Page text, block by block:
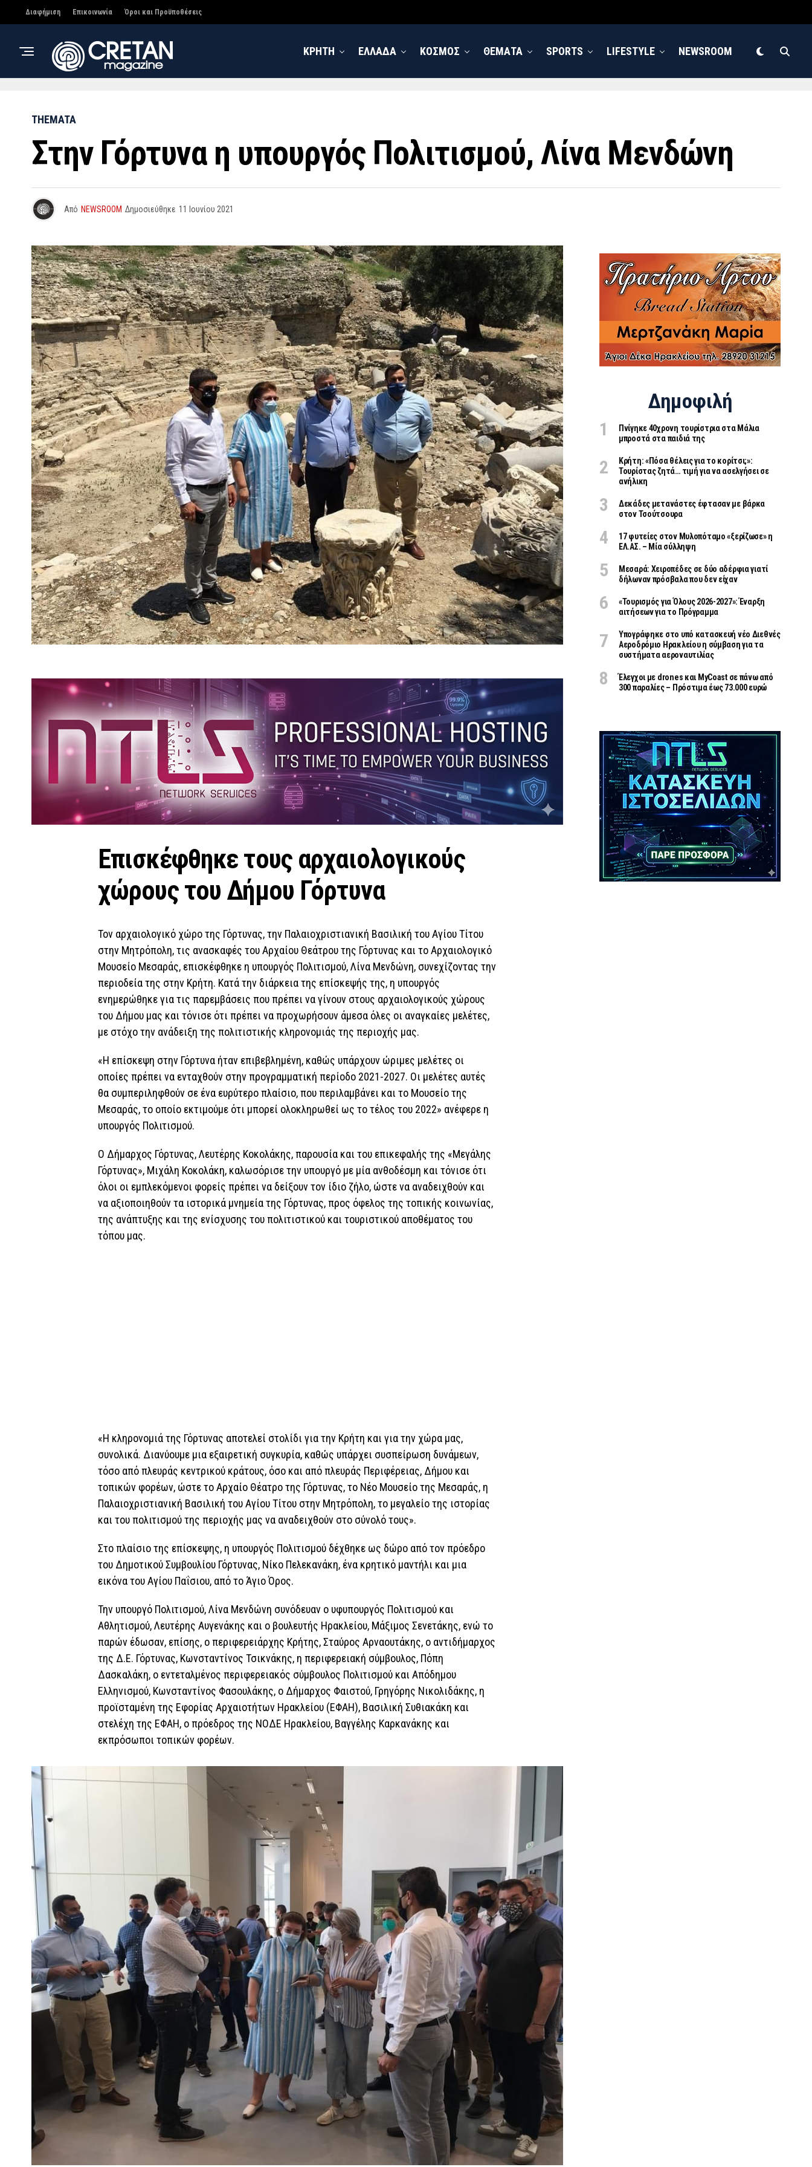
Διαφήμιση Επικοινωνία Όροι και Προϋποθέσεις
ΚΡΗΤΗ ΕΛΛΑΔΑ ΚΟΣΜΟΣ ΘΕΜΑΤΑ SPORTS LIFESTYLE NEWSROOM
THEMATA
Στην Γόρτυνα η υπουργός Πολιτισμού, Λίνα Μενδώνη
Από NEWSROOM Δημοσιεύθηκε 11 Ιουνίου 2021
Επισκέφθηκε τους αρχαιολογικούς
χώρους του Δήμου Γόρτυνα
Τον αρχαιολογικό χώρο της Γόρτυνας, την Παλαιοχριστιανική Βασιλική του Αγίου Τίτου
στην Μητρόπολη, τις ανασκαφές του Αρχαίου Θεάτρου της Γόρτυνας και το Αρχαιολογικό
Μουσείο Μεσαράς, επισκέφθηκε η υπουργός Πολιτισμού, Λίνα Μενδώνη, συνεχίζοντας την
περιοδεία της στην Κρήτη. Κατά την διάρκεια της επίσκεψής της, η υπουργός
ενημερώθηκε για τις παρεμβάσεις που πρέπει να γίνουν στους αρχαιολογικούς χώρους
του Δήμου μας και τόνισε ότι πρέπει να προχωρήσουν άμεσα όλες οι αναγκαίες μελέτες,
με στόχο την ανάδειξη της πολιτιστικής κληρονομιάς της περιοχής μας.
«Η επίσκεψη στην Γόρτυνα ήταν επιβεβλημένη, καθώς υπάρχουν ώριμες μελέτες οι
οποίες πρέπει να ενταχθούν στην προγραμματική περίοδο 2021-2027. Οι μελέτες αυτές
θα συμπεριληφθούν σε ένα ευρύτερο πλαίσιο, που περιλαμβάνει και το Μουσείο της
Μεσαράς, το οποίο εκτιμούμε ότι μπορεί ολοκληρωθεί ως το τέλος του 2022» ανέφερε η
υπουργός Πολιτισμού.
Ο Δήμαρχος Γόρτυνας, Λευτέρης Κοκολάκης, παρουσία και του επικεφαλής της «Μεγάλης
Γόρτυνας», Μιχάλη Κοκολάκη, καλωσόρισε την υπουργό με μία ανθοδέσμη και τόνισε ότι
όλοι οι εμπλεκόμενοι φορείς πρέπει να δείξουν τον ίδιο ζήλο, ώστε να αναδειχθούν και
να αξιοποιηθούν τα ιστορικά μνημεία της Γόρτυνας, προς όφελος της τοπικής κοινωνίας,
της ανάπτυξης και της ενίσχυσης του πολιτιστικού και τουριστικού αποθέματος του
τόπου μας.
«Η κληρονομιά της Γόρτυνας αποτελεί στολίδι για την Κρήτη και για την χώρα μας,
συνολικά. Διανύουμε μια εξαιρετική συγκυρία, καθώς υπάρχει συσπείρωση δυνάμεων,
τόσο από πλευράς κεντρικού κράτους, όσο και από πλευράς Περιφέρειας, Δήμου και
τοπικών φορέων, ώστε το Αρχαίο Θέατρο της Γόρτυνας, το Νέο Μουσείο της Μεσαράς, η
Παλαιοχριστιανική Βασιλική του Αγίου Τίτου στην Μητρόπολη, το μεγαλείο της ιστορίας
και του πολιτισμού της περιοχής μας να αναδειχθούν στο σύνολό τους».
Στο πλαίσιο της επίσκεψης, η υπουργός Πολιτισμού δέχθηκε ως δώρο από τον πρόεδρο
του Δημοτικού Συμβουλίου Γόρτυνας, Νίκο Πελεκανάκη, ένα κρητικό μαντήλι και μια
εικόνα του Αγίου Παΐσιου, από το Άγιο Όρος.
Την υπουργό Πολιτισμού, Λίνα Μενδώνη συνόδευαν ο υφυπουργός Πολιτισμού και
Αθλητισμού, Λευτέρης Αυγενάκης και ο βουλευτής Ηρακλείου, Μάξιμος Σενετάκης, ενώ το
παρών έδωσαν, επίσης, ο περιφερειάρχης Κρήτης, Σταύρος Αρναουτάκης, ο αντιδήμαρχος
της Δ.Ε. Γόρτυνας, Κωνσταντίνος Τσικνάκης, η περιφερειακή σύμβουλος, Πόπη
Δασκαλάκη, ο εντεταλμένος περιφερειακός σύμβουλος Πολιτισμού και Απόδημου
Ελληνισμού, Κωνσταντίνος Φασουλάκης, ο Δήμαρχος Φαιστού, Γρηγόρης Νικολιδάκης, η
προϊσταμένη της Εφορίας Αρχαιοτήτων Ηρακλείου (ΕΦΑΗ), Βασιλική Συθιακάκη και
στελέχη της ΕΦΑΗ, ο πρόεδρος της ΝΟΔΕ Ηρακλείου, Βαγγέλης Καρκανάκης και
εκπρόσωποι τοπικών φορέων.
Δημοφιλή
Πνίγηκε 40χρονη τουρίστρια στα Μάλια
μπροστά στα παιδιά της
Κρήτη: «Πόσα θέλεις για το κορίτσι;»:
Τουρίστας ζητά… τιμή για να ασελγήσει σε
ανήλικη
Δεκάδες μετανάστες έφτασαν με βάρκα
στον Τσούτσουρα
17 φυτείες στον Μυλοπόταμο «ξερίζωσε» η
ΕΛ.ΑΣ. – Μία σύλληψη
Μεσαρά: Χειροπέδες σε δύο αδέρφια γιατί
δήλωναν πρόσβαλα που δεν είχαν
«Τουρισμός για Όλους 2026-2027»: Έναρξη
αιτήσεων για το Πρόγραμμα
Υπογράφηκε στο υπό κατασκευή νέο Διεθνές
Αεροδρόμιο Ηρακλείου η σύμβαση για τα
συστήματα αεροναυτιλίας
Έλεγχοι με drones και MyCoast σε πάνω από
300 παραλίες – Πρόστιμα έως 73.000 ευρώ